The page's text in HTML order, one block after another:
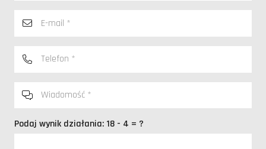
Podaj wynik działania: 18 - 4 = ?